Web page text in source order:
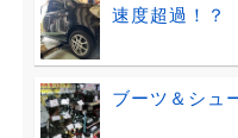
速度超過！？
ブーツ＆シュ